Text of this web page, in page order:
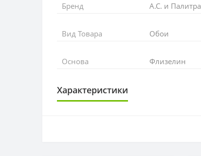
Бренд А.С. и Палитра
Вид Товара Обои
Основа Флизелин
Характеристики